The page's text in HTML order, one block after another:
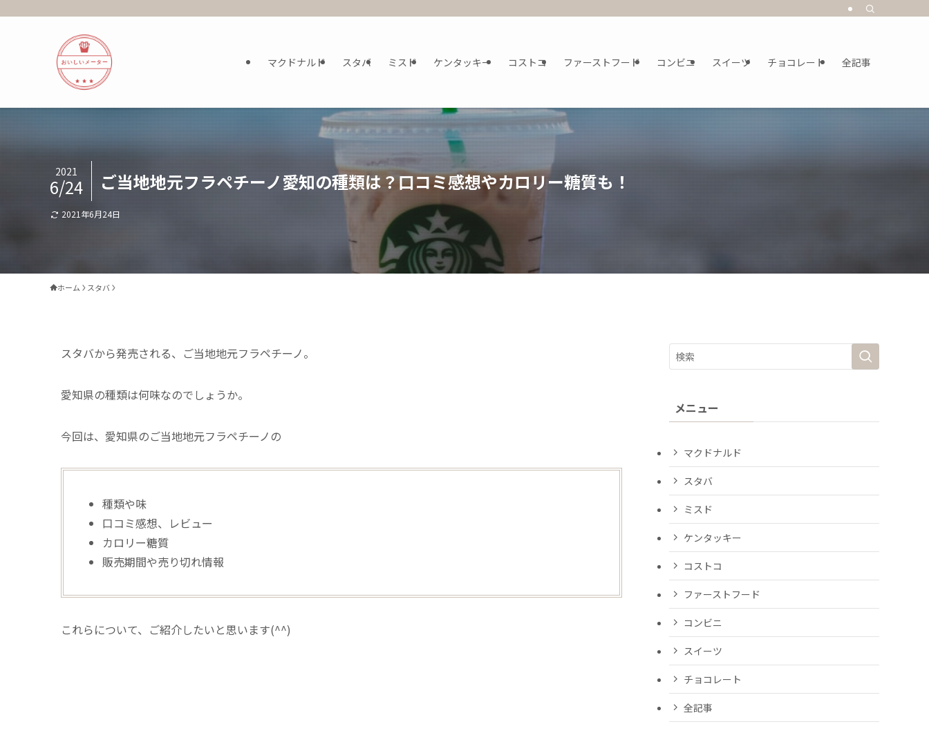
マクドナルド スタバ ミスド ケンタッキー コストコ ファーストフード コンビニ スイーツ チョコレート 全記事
ご当地地元フラペチーノ愛知の種類は？口コミ感想やカロリー糖質も！
2021
6/24
2021年6月24日
ホーム スタバ
スタバから発売される、ご当地地元フラペチーノ。
愛知県の種類は何味なのでしょうか。
今回は、愛知県のご当地地元フラペチーノの
種類や味
口コミ感想、レビュー
カロリー糖質
販売期間や売り切れ情報
これらについて、ご紹介したいと思います(^^)
メニュー
マクドナルド
スタバ
ミスド
ケンタッキー
コストコ
ファーストフード
コンビニ
スイーツ
チョコレート
全記事